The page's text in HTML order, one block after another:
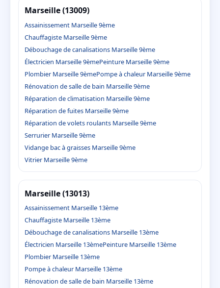
Marseille (13009)
Assainissement Marseille 9ème
Chauffagiste Marseille 9ème
Débouchage de canalisations Marseille 9ème
Électricien Marseille 9èmePeinture Marseille 9ème
Plombier Marseille 9èmePompe à chaleur Marseille 9ème
Rénovation de salle de bain Marseille 9ème
Réparation de climatisation Marseille 9ème
Réparation de fuites Marseille 9ème
Réparation de volets roulants Marseille 9ème
Serrurier Marseille 9ème
Vidange bac à graisses Marseille 9ème
Vitrier Marseille 9ème
Marseille (13013)
Assainissement Marseille 13ème
Chauffagiste Marseille 13ème
Débouchage de canalisations Marseille 13ème
Électricien Marseille 13èmePeinture Marseille 13ème
Plombier Marseille 13ème
Pompe à chaleur Marseille 13ème
Rénovation de salle de bain Marseille 13ème